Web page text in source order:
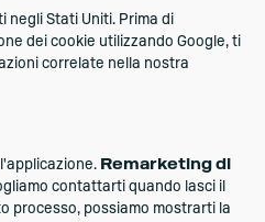
negli Stati Uniti. Prima di
dei cookie utilizzando Google, ti
correlate nella nostra
Remarketing di
contattarti quando lasci il
processo, possiamo mostrarti la